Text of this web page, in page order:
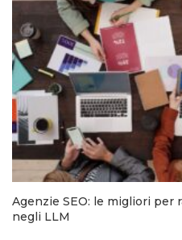
Agenzie SEO: le migliori per
negli LLM